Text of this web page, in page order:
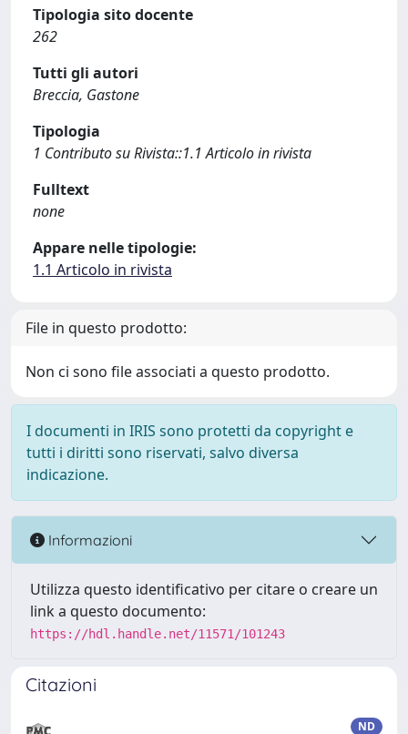
Tipologia sito docente
262
Tutti gli autori
Breccia, Gastone
Tipologia
1 Contributo su Rivista::1.1 Articolo in rivista
Fulltext
none
Appare nelle tipologie:
1.1 Articolo in rivista
File in questo prodotto:
Non ci sono file associati a questo prodotto.
I documenti in IRIS sono protetti da copyright e
tutti i diritti sono riservati, salvo diversa
indicazione.
Informazioni
Utilizza questo identificativo per citare o creare un
link a questo documento:
https://hdl.handle.net/11571/101243
Citazioni
ND